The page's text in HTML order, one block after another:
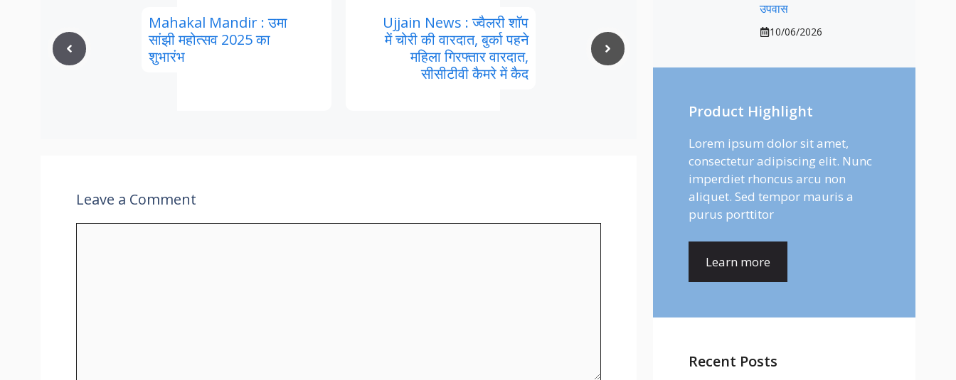
Mahakal Mandir : उमा
सांझी महोत्सव 2025 का
शुभारंभ
Ujjain News : ज्वैलरी शॉप
में चोरी की वारदात, बुर्का पहने
महिला गिरफ्तार वारदात,
सीसीटीवी कैमरे में कैद
Leave a Comment
उपवास
10/06/2026
Product Highlight
Lorem ipsum dolor sit amet,
consectetur adipiscing elit. Nunc
imperdiet rhoncus arcu non
aliquet. Sed tempor mauris a
purus porttitor
Learn more
Recent Posts